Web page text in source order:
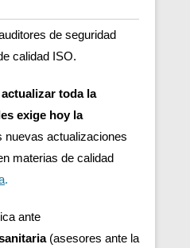
de seguridad
calidad ISO.
actualizar toda la
exige hoy la
nuevas actualizaciones
materias de calidad
.
ante
(asesores ante la